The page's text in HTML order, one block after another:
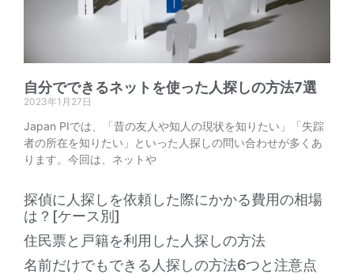
自分でできるネットを使った人探しの方法7選
2023年1月27日
Japan PIでは、「昔の友人や知人の現状を知りたい」「失踪
者の所在を知りたい」といった人探しの問い合わせが多くあ
ります。今回は、ネットや
探偵に人探しを依頼した際にかかる費用の相場
は？[ケース別]
住民票と戸籍を利用した人探しの方法
名前だけでもできる人探しの方法6つと注意点